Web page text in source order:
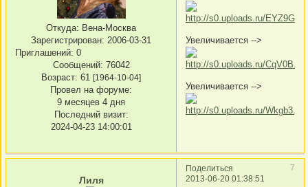
Откуда: Вена-Москва
Зарегистрирован: 2006-03-31
Приглашений: 0
Сообщений: 76042
Возраст: 61 [1964-10-04]
Провел на форуме:
9 месяцев 4 дня
Последний визит:
2024-04-23 14:00:01
Увеличивается -->
Увеличивается -->
Поделиться
7
2013-06-20 01:38:51
Лиля